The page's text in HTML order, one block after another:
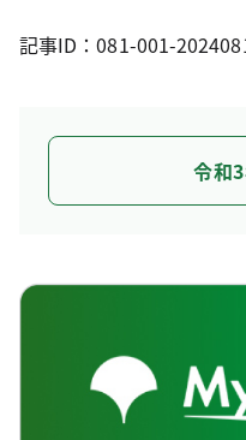
記事ID：081-001-
令和